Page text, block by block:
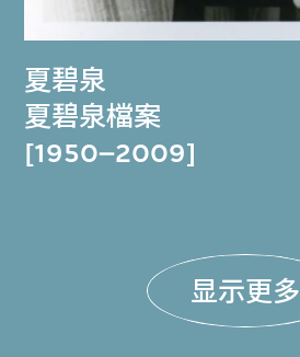
夏碧泉
夏碧泉檔案
[1950–2009]
显示更多